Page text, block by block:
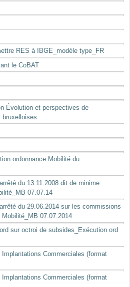
RES à IBGE_modèle type_FR
le CoBAT
Évolution et perspectives de
bruxelloises
ordonnance Mobilité du
du 13.11.2008 dit de minime
07.07.14
du 29.06.2014 sur les commissions
07.07.2014
sur octroi de subsides_Exécution ord
Commerciales (format
Commerciales (format